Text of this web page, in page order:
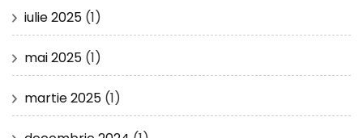
iulie 2025 (1)
mai 2025 (1)
martie 2025 (1)